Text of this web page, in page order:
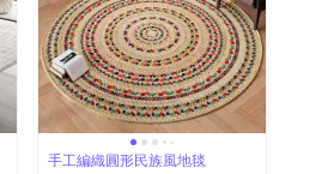
手工編織圓形民族風地毯